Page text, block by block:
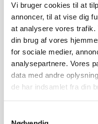
Vi bruger cookies til at
annoncer, til at vise dig
at analysere vores trafik.
din brug af vores
for sociale medier,
analysepartnere. Vores
data med andre
de har indsamlet fra din
robusthed er, at vi
værelser i hver
fuld størrelse, men
hobbyværelse,
gæsteværelse. Det
bliver til
bliver lejlighederne
rumme forskellige
opfylde forskellige